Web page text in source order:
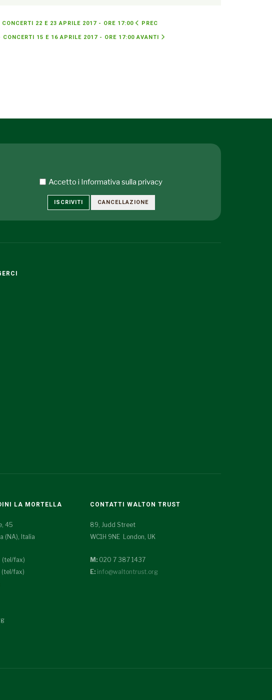
22 E 23 APRILE 2017 - ORE 17:00 PREC
CONCERTI 15 E 16 APRILE 2017 - ORE 17:00AVANTI
Accetto i Informativa sulla privacy
ISCRIVITI CANCELLAZIONE
LA MORTELLA
45
(NA), Italia
(tel/fax)
fax)
CONTATTI WALTON TRUST
89, Judd Street
WC1H 9NE London, UK
M:020 7 387 1437
E: info@waltontrust.org